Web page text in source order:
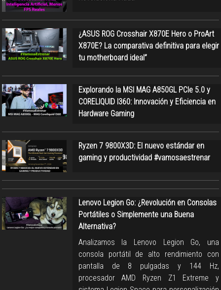
¿ASUS ROG Crosshair X870E Hero o ProArt
X870E? La comparativa definitiva para elegir
tu motherboard ideal”
Explorando la MSI MAG A850GL PCIe 5.0 y
CORELIQUID I360: Innovación y Eficiencia en
Hardware Gaming
Ryzen 7 9800X3D: El nuevo estándar en
gaming y productividad #vamosaestrenar
Lenovo Legion Go: ¿Revolución en Consolas
Portátiles o Simplemente una Buena
Alternativa?
Analizamos la Lenovo Legion Go, una
consola portátil de alto rendimiento con
pantalla de 8 pulgadas y 144 Hz,
procesador AMD Ryzen Z1 Extreme y